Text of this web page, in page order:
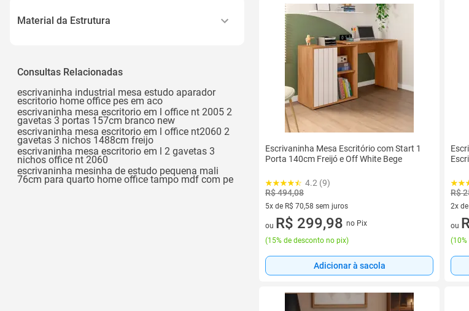
Material da Estrutura
Consultas Relacionadas
escrivaninha industrial mesa estudo aparador
escritorio home office pes em aco
escrivaninha mesa escritorio em l office nt 2005 2
gavetas 3 portas 157cm branco new
escrivaninha mesa escritorio em l office nt2060 2
gavetas 3 nichos 1488cm freijo
escrivaninha mesa escritorio em l 2 gavetas 3
nichos office nt 2060
escrivaninha mesinha de estudo pequena mali
76cm para quarto home office tampo mdf com pe
Escrivaninha Mesa Escritório com Start 1
Porta 140cm Freijó e Off White Bege
4.2 (9)
R$ 494,08
5x de R$ 70,58 sem juros
5 vez de R$ 70,58 sem juros
ou R$ 299,98 no Pix
(15% de desconto no pix)
Adicionar à sacola
R$
2x
2
ou
(